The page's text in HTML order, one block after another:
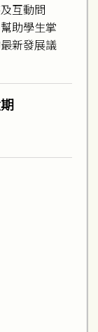
互動問
助學生掌
新發展議